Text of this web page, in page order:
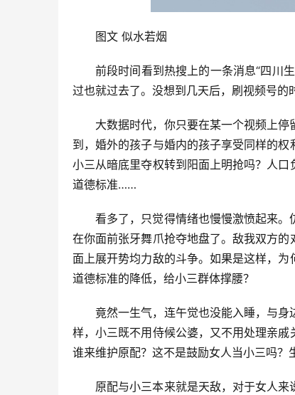
图文 似水若烟
前段时间看到热搜上的一条消息“四川
过也就过去了。没想到几天后，刷视频号的
大数据时代，你只要在某一个视频上
到，婚外的孩子与婚内的孩子享受同样的
小三从暗底里夺权转到阳面上明抢吗？人
道德标准……
看多了，只觉得情绪也慢慢激愤起来
在你面前张牙舞爪抢夺地盘了。敌我双方
面上展开势均力敌的斗争。如果是这样，
道德标准的降低，给小三群体撑腰？
竟然一生气，连午觉也没能入睡，与
样，小三既不用侍候公婆，又不用处理亲戚
谁来维护原配？这不是鼓励女人当小三吗？
原配与小三本来就是天敌，对于女人